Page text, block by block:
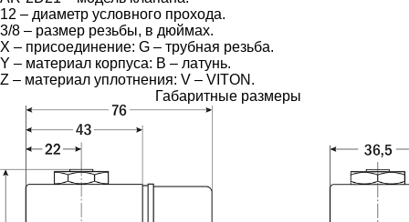
12 – диаметр условного прохода.
3/8 – размер резьбы, в дюймах.
X – присоединение: G – трубная резьба.
Y – материал корпуса: B – латунь.
Z – материал уплотнения: V – VITON.
Габаритные размеры